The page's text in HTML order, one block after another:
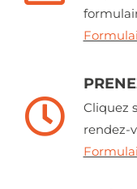
Cliquez
rendez-